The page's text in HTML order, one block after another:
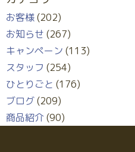
お客様(202)
お知らせ (267)
キャンペーン (113)
スタッフ (254)
ひとりごと (176)
ブログ(209)
商品紹介 (90)